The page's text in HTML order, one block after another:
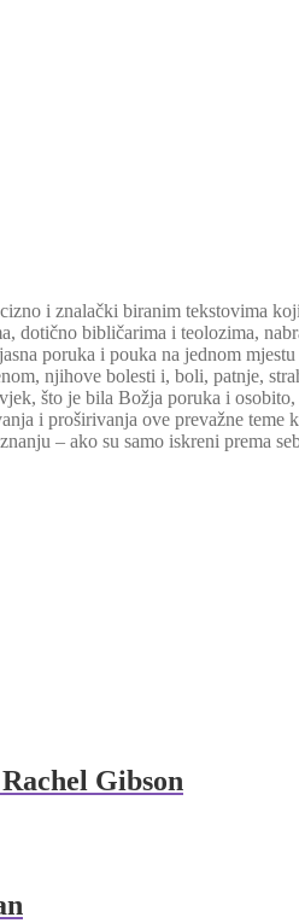
i znalački biranim tekstovima
dotično bibličarima i teolozima,
poruka i pouka na jednom
njihove bolesti i, boli, patnje,
što je bila Božja poruka i
i proširivanja ove prevažne
– ako su samo iskreni prema
Gibson